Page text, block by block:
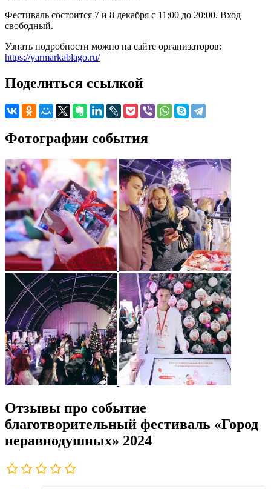
Фестиваль состоится 7 и 8 декабря с 11:00 до 20:00. Вход
свободный.
Узнать подробности можно на сайте организаторов:
https://yarmarkablago.ru/
Поделиться ссылкой
Фотографии события
Отзывы про событие
благотворительный фестиваль «Город
неравнодушных» 2024